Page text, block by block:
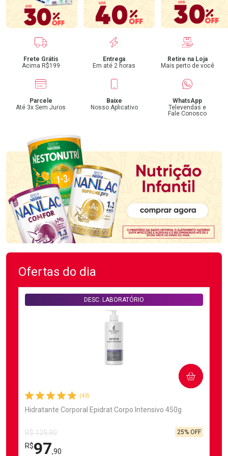
Benefícios
Frete Grátis
Acima R$199
Entrega
Em até 2 horas
Retire na Loja
Mais perto de você
Parcele
Até 3x Sem Juros
Baixe
Nosso Aplicativo
WhatsApp
Televendas e
Fale Conosco
Ofertas do dia
(43)
Hidratante Corporal Epidrat Corpo Intensivo 450g
DESC. LABORATÓRIO
R$ 129,90
R$97,90
25% OFF
COMPRAR